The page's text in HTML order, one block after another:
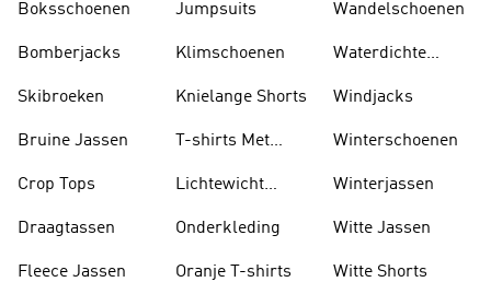
Boksschoenen
Bomberjacks
Skibroeken
Bruine Jassen
Crop Tops
Draagtassen
Fleece Jassen
Jumpsuits
Klimschoenen
Knielange Shorts
T-shirts Met
Lichtewicht
Onderkleding
Oranje T-shirts
Wandelschoenen
Waterdichte
Windjacks
Winterschoenen
Winterjassen
Witte Jassen
Witte Shorts